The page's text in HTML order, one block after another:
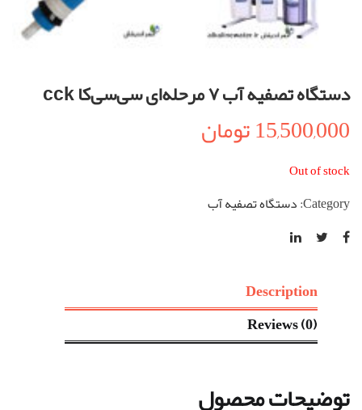
دستگاه تصفیه آب ۷ مرحله‌ای سی‌سی‌کا cck
15,500,000تومان
Out of stock
Category: دستگاه تصفیه آب
Description
Reviews (0)
توضیحات محصول